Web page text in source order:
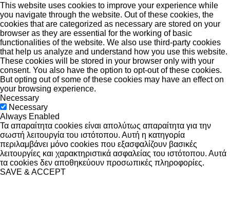
This website uses cookies to improve your experience while
you navigate through the website. Out of these cookies, the
cookies that are categorized as necessary are stored on your
browser as they are essential for the working of basic
functionalities of the website. We also use third-party cookies
that help us analyze and understand how you use this website.
These cookies will be stored in your browser only with your
consent. You also have the option to opt-out of these cookies.
But opting out of some of these cookies may have an effect on
your browsing experience.
Necessary
Necessary
Always Enabled
Τα απαραίτητα cookies είναι απολύτως απαραίτητα για την
σωστή λειτουργία του ιστότοπου. Αυτή η κατηγορία
περιλαμβάνει μόνο cookies που εξασφαλίζουν βασικές
λειτουργίες και χαρακτηριστικά ασφαλείας του ιστότοπου. Αυτά
τα cookies δεν αποθηκεύουν προσωπικές πληροφορίες.
SAVE & ACCEPT